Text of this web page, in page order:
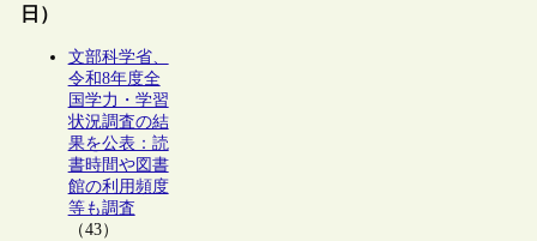
日）
文部科学省、
令和8年度全
国学力・学習
状況調査の結
果を公表：読
書時間や図書
館の利用頻度
等も調査
（43）